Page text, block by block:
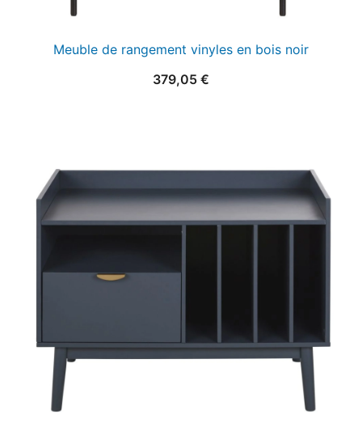
Meuble de rangement vinyles en bois noir
379,05 €